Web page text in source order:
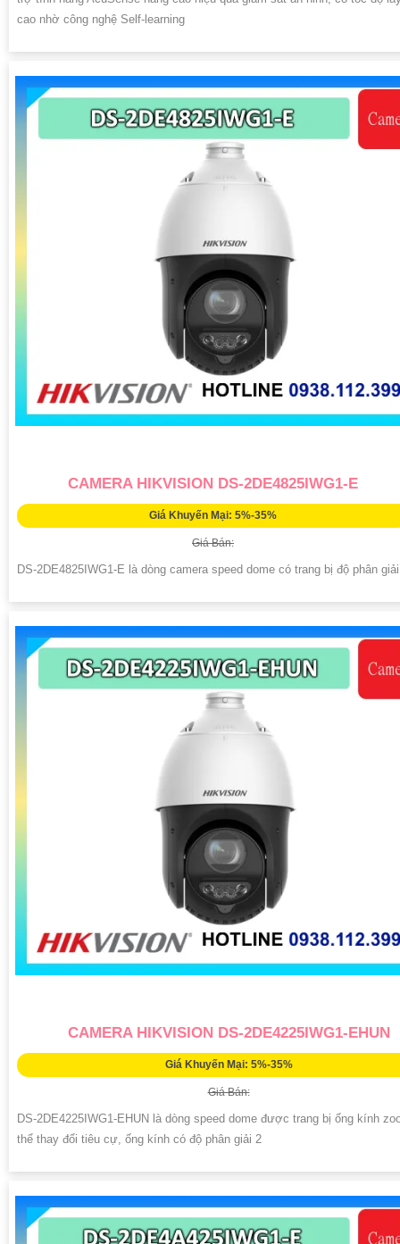
cao nhờ công nghệ Self-learning
CAMERA HIKVISION DS-2DE4825IWG1-E
Giá Khuyến Mại: 5%-35%
Giá Bán:
DS-2DE4825IWG1-E là dòng camera speed dome có trang bị độ phân
CAMERA HIKVISION DS-2DE4225IWG1-EHUN
Giá Khuyến Mại: 5%-35%
Giá Bán:
DS-2DE4225IWG1-EHUN là dòng speed dome được trang bị ống kính
thể thay đổi tiêu cự, ống kính có độ phân giải 2